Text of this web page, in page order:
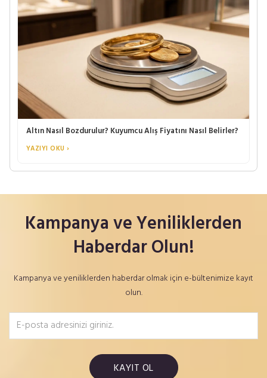
Altın Nasıl Bozdurulur? Kuyumcu Alış Fiyatını Nasıl Belirler?
YAZIYI OKU ›
Kampanya ve Yeniliklerden
Haberdar Olun!
Kampanya ve yeniliklerden haberdar olmak için e-bültenimize kayıt
olun.
KAYIT OL